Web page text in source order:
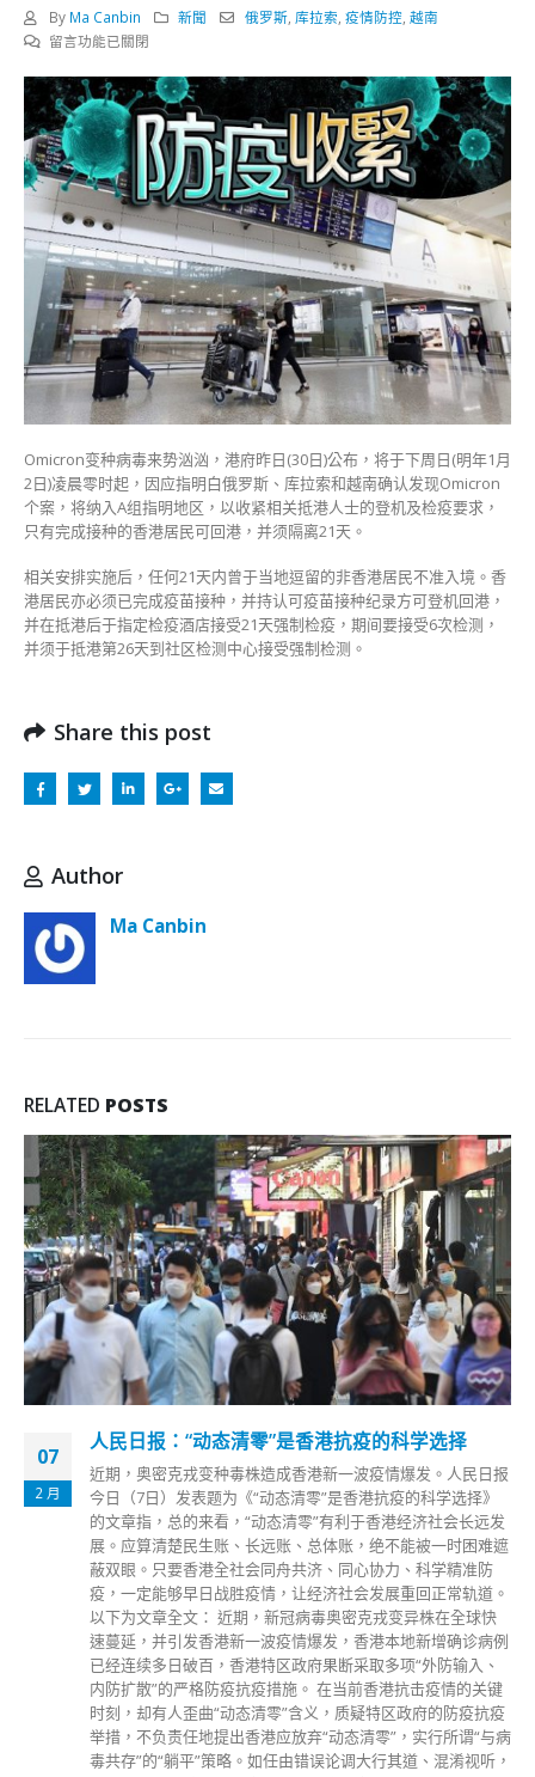
By Ma Canbin 新聞 俄罗斯 库拉索 ,疫情防控 ,越南
在
南
等
3
国
爆
Omicron
个
案
周
日
列
高
险
区〉
中
留言功能已關閉
Omicron变种病毒来势汹汹，港府昨日(30日)公布，将于下周日(明年1月
2日)凌晨零时起，因应指明白俄罗斯、库拉索和越南确认发现Omicron
个案，将纳入A组指明地区，以收紧相关抵港人士的登机及检疫要求，
只有完成接种的香港居民可回港，并须隔离21天。
相关安排实施后，任何21天内曾于当地逗留的非香港居民不准入境。香
港居民亦必须已完成疫苗接种，并持认可疫苗接种纪录方可登机回港，
并在抵港后于指定检疫酒店接受21天强制检疫，期间要接受6次检测，
并须于抵港第26天到社区检测中心接受强制检测。
Share this post
Author
Ma Canbin
RELATED POSTS
13
11 月
惩教署引入多项新科技提升监狱保安打击滋事分子
前年的反对修订《逃犯条例》风波引发数十年来罕见的大型暴
乱及冲突事件，当局事后拘捕了逾万名违反相关罪行的人士，
去年《港区国安法》落实后，惩教署数据显示，涉违黑暴相关
罪行及国安法的曾经和正在羁押人士约有900人，令该署面对
属同一阵营在囚者的挑战增加，有滋事分子企图在监狱内延续
犯法行为，也有人借建势力和招揽同党图「团结」对抗管方，
甚至想尽办法偷运违禁品进入监狱等。为加强监狱执管效力，
惩教署引入多项新科技，包括金属探测手套、车底安检机械人
及车辆生命探测安检系统，加强职员侦测能力及提升工作效
率，亦配合惩教署成立百周年，锐意发展成「智慧监狱」的蓝
图。 惩教署惩教主任李康瑜（保安组）表示，自从2014年占
中、旺角暴乱及2019年黑暴事件后，监狱内的不法分子意图仿
效利用集体群众力量，以不同借口，在监狱内的衣食住行方面